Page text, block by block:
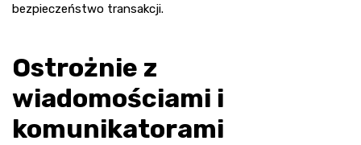
bezpieczeństwo transakcji.
Ostrożnie z
wiadomościami i
komunikatorami